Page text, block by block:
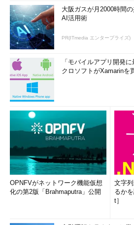
大阪ガスが月2000時間
AI活用術
PR(ITmedia エンタープライズ)
「モバイルアプリ開発
クロソフトがXamarinを
OPNFVがネットワーク機能仮想
化の第2版「Brahmaputra」公開
文字
るか
t］